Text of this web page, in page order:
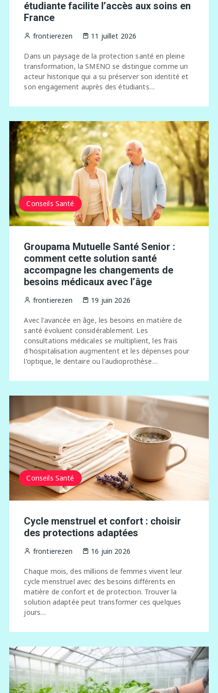
étudiante facilite l’accès aux soins en
France
frontierezen 11 juillet 2026
Dans un paysage de la protection santé en pleine
transformation, la SMENO se distingue comme un
acteur historique qui a su préserver son identité et
son engagement auprès des étudiants…
Conseils Santé
Groupama Mutuelle Santé Senior :
comment cette solution santé
accompagne les changements de
besoins médicaux avec l’âge
frontierezen 19 juin 2026
Avec l'avancée en âge, les besoins en matière de
santé évoluent considérablement. Les
consultations médicales se multiplient, les frais
d'hospitalisation augmentent et les dépenses pour
l'optique, le dentaire ou l'audioprothèse…
Conseils Santé
Cycle menstruel et confort : choisir
des protections adaptées
frontierezen 16 juin 2026
Chaque mois, des millions de femmes vivent leur
cycle menstruel avec des besoins différents en
matière de confort et de protection. Trouver la
solution adaptée peut transformer ces quelques
jours…